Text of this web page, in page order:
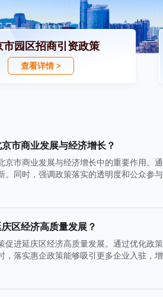
市园区招商引资政策
查看详情 >
市商业发展与经济增长？
京市商业发展与经济增长中的重要作用。
。同时，强调政策落实的透明度和公众参
区经济高质量发展？
促进延庆区经济高质量发展。通过优化政
，落实惠企政策能够吸引更多企业入驻，